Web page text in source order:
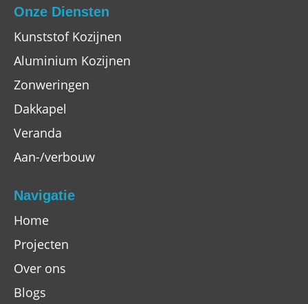
Onze Diensten
Kunststof Kozijnen
Aluminium Kozijnen
Zonweringen
Dakkapel
Veranda
Aan-/verbouw
Navigatie
Home
Projecten
Over ons
Blogs